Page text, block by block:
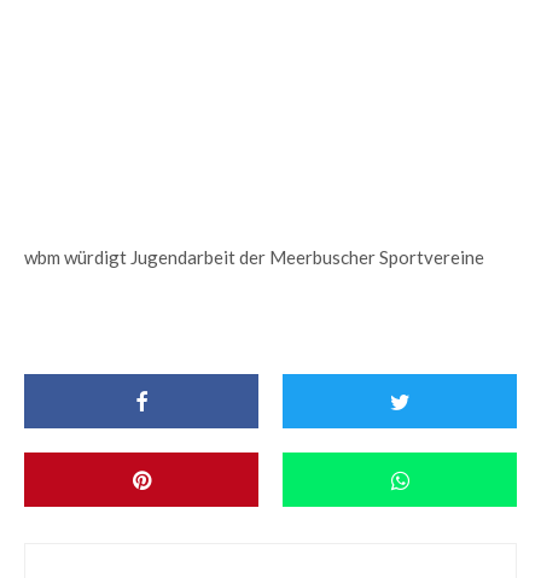
wbm würdigt Jugendarbeit der Meerbuscher Sportvereine